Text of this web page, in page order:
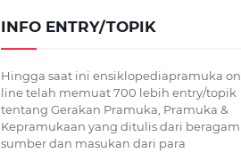
INFO ENTRY/TOPIK
Hingga saat ini ensiklopediapramuka on
line telah memuat 700 lebih entry/topik
tentang Gerakan Pramuka, Pramuka &
Kepramukaan yang ditulis dari beragam
sumber dan masukan dari para